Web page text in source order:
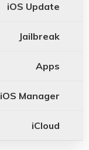
iOS Update
Jailbreak
Apps
iOS Manager
iCloud